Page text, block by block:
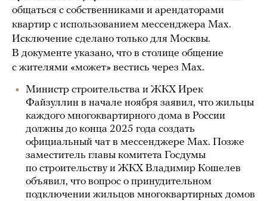
общаться с собственниками и арендаторами
квартир с использованием мессенджера Max.
Исключение сделано только для Москвы.
В документе указано, что в столице общение
с жителями «может» вестись через Max.
Министр строительства и ЖКХ Ирек
Файзуллин в начале ноября заявил, что жильцы
каждого многоквартирного дома в России
должны до конца 2025 года создать
официальный чат в мессенджере Max. Позже
заместитель главы комитета Госдумы
по строительству и ЖКХ Владимир Кошелев
объявил, что вопрос о принудительном
подключении жильцов многоквартирных домов